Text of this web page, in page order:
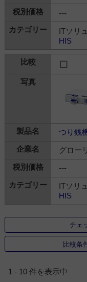
---
ITソリ
HIS
つり銭
グロー
---
ITソリ
HIS
チェ
比較条
1 - 10 件を表示中